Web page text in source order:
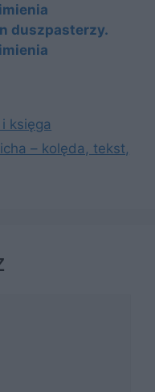
duszpasterzy.
księga
– kolęda, tekst,